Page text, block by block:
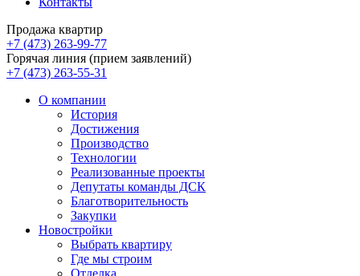
Продажа квартир
+7 (473) 263-99-77
Горячая линия (прием заявлений)
+7 (473) 263-55-31
О компании
История
Достижения
Производство
Технологии
Реализованные проекты
Депутаты команды ДСК
Благотворительность
Закупки
Новостройки
Выбрать квартиру
Где мы строим
Отделка